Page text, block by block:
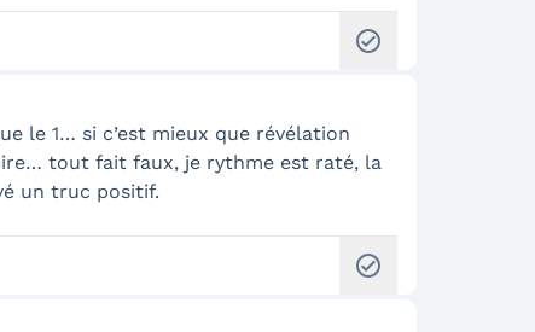
check_circle
le 1… si c’est mieux que révélation
tout fait faux, je rythme est raté, la
un truc positif.
check_circle